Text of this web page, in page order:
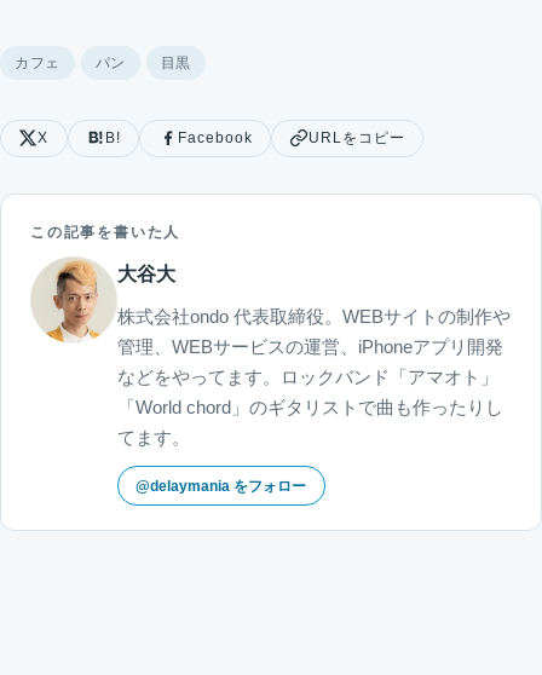
カフェ パン 目黒
X B! Facebook URLをコピー
この記事を書いた人
大谷大
株式会社ondo 代表取締役。WEBサイトの制作や
管理、WEBサービスの運営、iPhoneアプリ開発
などをやってます。ロックバンド「アマオト」
「World chord」のギタリストで曲も作ったりし
てます。
@delaymania をフォロー